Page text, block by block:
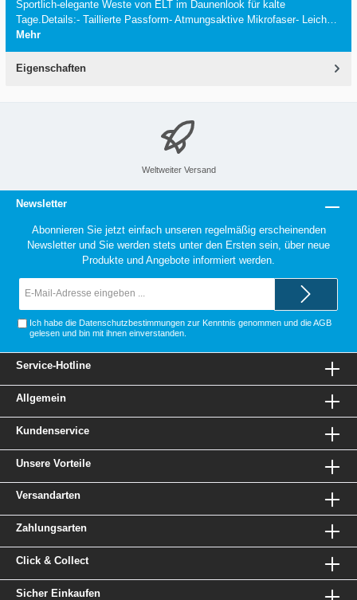
Sportlich-elegante Weste von ELT im Daunenlook für kalte
Tage.Details:- Taillierte Passform- Atmungsaktive Mikrofaser- Leich…
Mehr
Eigenschaften
Weltweiter Versand
Newsletter
Abonnieren Sie jetzt einfach unseren regelmäßig erscheinenden
Newsletter und Sie werden stets unter den Ersten sein, über neue
Produkte und Angebote informiert werden.
Ich habe die Datenschutzbestimmungen zur Kenntnis genommen und dieAGB
gelesen und bin mit ihnen einverstanden.
Service-Hotline
Allgemein
Kundenservice
Unsere Vorteile
Versandarten
Zahlungsarten
Click & Collect
Sicher Einkaufen